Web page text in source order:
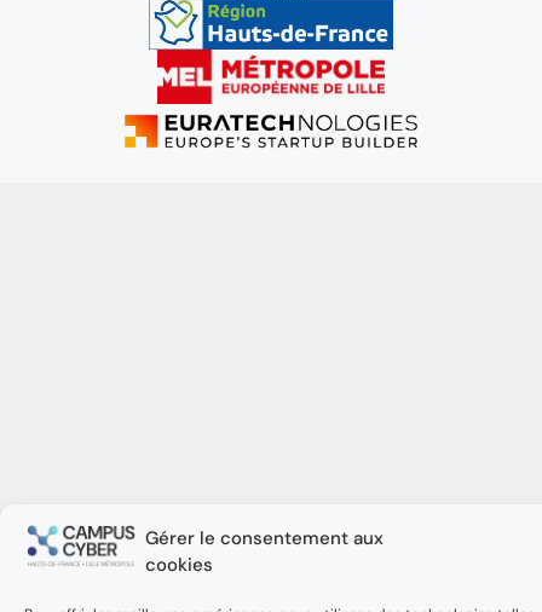
Gérer le consentement aux
cookies